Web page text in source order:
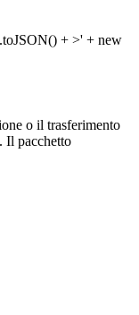
o il trasferimento
Il pacchetto